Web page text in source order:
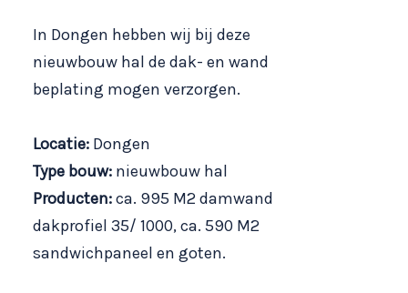
In Dongen hebben wij bij deze
nieuwbouw hal de dak- en wand
beplating mogen verzorgen.
Locatie: Dongen
Type bouw: nieuwbouw hal
Producten:ca. 995 M2 damwand
dakprofiel 35/ 1000, ca. 590 M2
sandwichpaneel en goten.